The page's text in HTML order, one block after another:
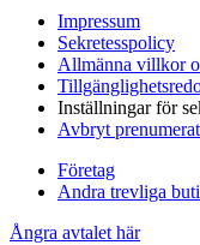
Impressum
Sekretesspolicy
Allmänna villkor
Inställningar för
Avbryt
Företag
Andra trevliga
Ångra avtalet här